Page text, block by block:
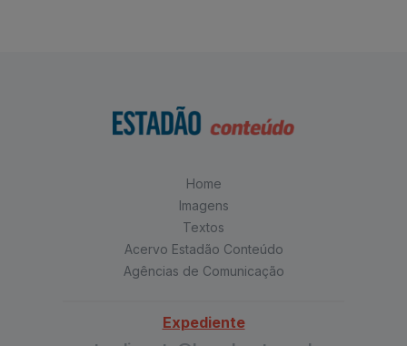
Home
Imagens
Textos
Acervo Estadão Conteúdo
Agências de Comunicação
Expediente